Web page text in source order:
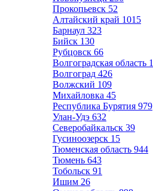
Прокопьевск 52
Алтайский край 1015
Барнаул 323
Бийск 130
Рубцовск 66
Волгоградская область
Волгоград 426
Волжский 109
Михайловка 45
Республика Бурятия 979
Улан-Удэ 632
Северобайкальск 39
Гусиноозерск 15
Тюменская область 944
Тюмень 643
Тобольск 91
Ишим 26